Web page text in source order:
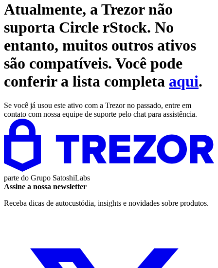
Atualmente, a Trezor não
suporta Circle rStock. No
entanto, muitos outros ativos
são compatíveis. Você pode
conferir a lista completa aqui.
Se você já usou este ativo com a Trezor no passado, entre em
contato com nossa equipe de suporte pelo chat para assistência.
parte do Grupo SatoshiLabs
Assine a nossa newsletter
Receba dicas de autocustódia, insights e novidades sobre produtos.